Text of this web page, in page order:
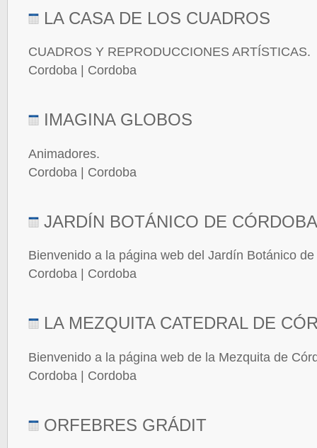
LA CASA DE LOS CUADROS
CUADROS Y REPRODUCCIONES ARTÍSTICAS.
Cordoba | Cordoba
IMAGINA GLOBOS
Animadores.
Cordoba | Cordoba
JARDÍN BOTÁNICO DE CÓRDOBA
Bienvenido a la página web del Jardín Botánico
Cordoba | Cordoba
LA MEZQUITA CATEDRAL DE
Bienvenido a la página web de la Mezquita de
Cordoba | Cordoba
ORFEBRES GRÁDIT